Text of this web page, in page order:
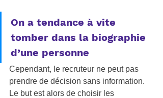
On a tendance à vite
tomber dans la biographie
d’une personne
Cependant, le recruteur ne peut pas
prendre de décision sans information.
Le but est alors de choisir les